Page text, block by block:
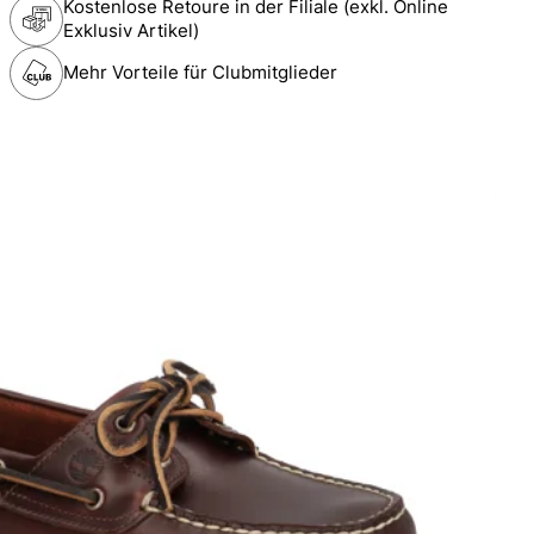
Kostenlose Retoure in der Filiale (exkl. Online
Exklusiv Artikel)
Mehr Vorteile für Clubmitglieder